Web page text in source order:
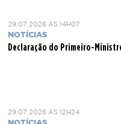
NOTÍCIAS
29.07.2026 ÀS 14H07
Declaração do Primeiro-
29.07.2026 ÀS 12H24